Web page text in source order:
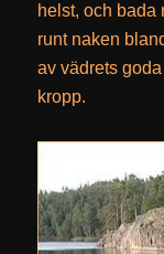
helst, och bada
runt naken
av vädrets
kropp.